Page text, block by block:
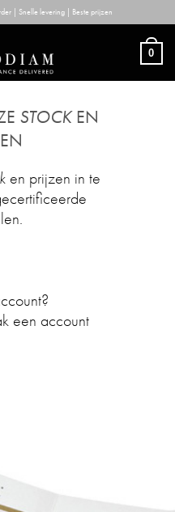
| Snelle levering | Beste prijzen
0
STOCKEN
en prijzen in te
een account